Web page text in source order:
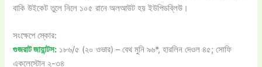
বাকি উইকেট তুলে নিলে ১০৫ রানে অলআউট হয় ইউপিডব্লিউ।
সংক্ষেপে স্কোর:
গুজরাট জায়ান্টস: ১৮৬/৫ (২০ ওভার) – বেথ মুনি ৯৬*, হারলিন দেওল ৪৫; সোফি
একলেস্টোন ২-৩৪